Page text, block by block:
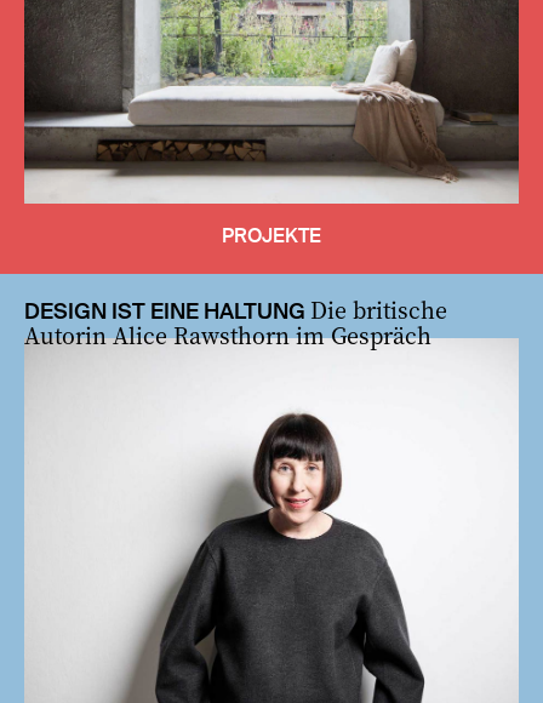
PROJEKTE
DESIGN IST EINE HALTUNG Die britische
Autorin Alice Rawsthorn im Gespräch